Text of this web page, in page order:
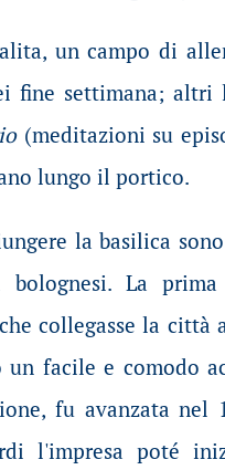
un campo di
fine settimana; altri
(meditazioni su
lungo il portico.
la basilica
La
collegasse la città
facile e comodo
fu avanzata nel
l'impresa poté